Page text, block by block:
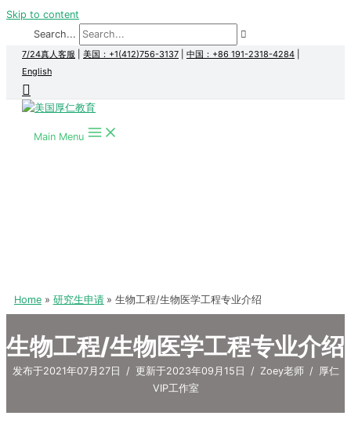
Skip to content
Search...
7/24真人客服 美国：+1(412)756-3137 中国：+86 191-2318-4284
English
Main Menu
Home 研究生申请 生物工程/生物医学工程专业介绍
生物工程/生物医学工程专业介绍
发布于2021年07月27日 / 更新于2023年09月15日 / Zoey老师 / 厚仁
VIP工作室